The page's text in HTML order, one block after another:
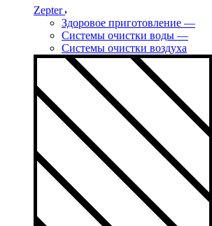
Zepter
Здоровое приготовление —
Системы очистки воды —
Системы очистки воздуха